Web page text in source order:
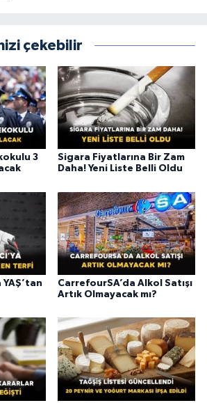
çekebilir
3
Sigara Fiyatlarına Bir Zam
Daha! Yeni Liste Belli Oldu
CarrefourSA’da Alkol Satışı
Artık Olmayacak mı?